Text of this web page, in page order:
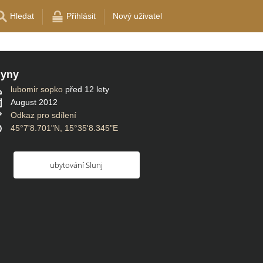
Hledat Přihlásit Nový uživatel
lubomir sopko před 12 lety
August 2012
Odkaz pro sdílení
45°7'8.701"N, 15°35'8.345"E
ubytování Slunj